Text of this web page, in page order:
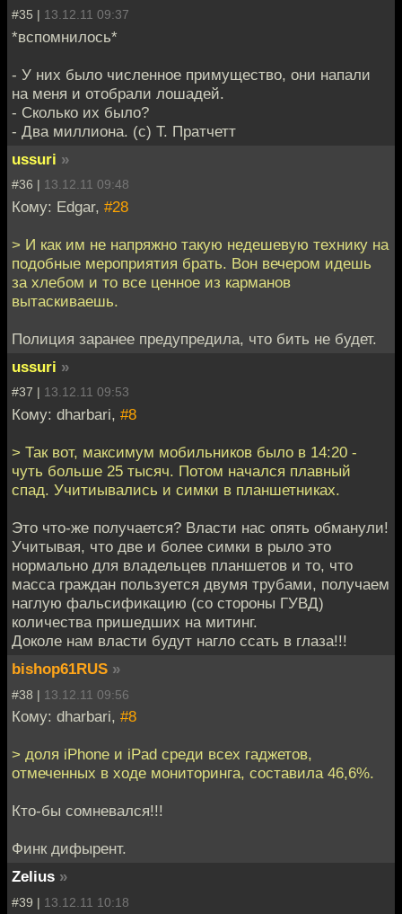
#35 | 13.12.11 09:37
*вспомнилось*
- У них было численное примущество, они напали
на меня и отобрали лошадей.
- Сколько их было?
- Два миллиона. (с) Т. Пратчетт
ussuri »
#36 | 13.12.11 09:48
Кому: Edgar, #28
> И как им не напряжно такую недешевую технику на
подобные мероприятия брать. Вон вечером идешь
за хлебом и то все ценное из карманов
вытаскиваешь.
Полиция заранее предупредила, что бить не будет.
ussuri »
#37 | 13.12.11 09:53
Кому: dharbari, #8
> Так вот, максимум мобильников было в 14:20 -
чуть больше 25 тысяч. Потом начался плавный
спад. Учитиывались и симки в планшетниках.
Это что-же получается? Власти нас опять обманули!
Учитывая, что две и более симки в рыло это
нормально для владельцев планшетов и то, что
масса граждан пользуется двумя трубами, получаем
наглую фальсификацию (со стороны ГУВД)
количества пришедших на митинг.
Доколе нам власти будут нагло ссать в глаза!!!
bishop61RUS »
#38 | 13.12.11 09:56
Кому: dharbari, #8
> доля iPhone и iPad среди всех гаджетов,
отмеченных в ходе мониторинга, составила 46,6%.
Кто-бы сомневался!!!
Финк дифырент.
Zelius »
#39 | 13.12.11 10:18